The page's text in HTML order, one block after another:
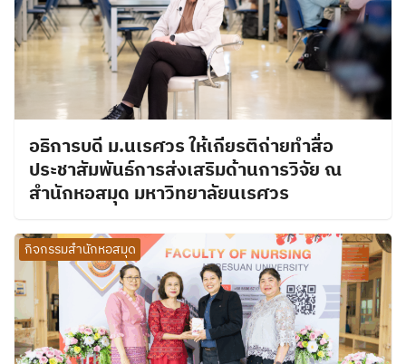
อธิการบดี ม.นเรศวร ให้เกียรติถ่ายทำสื่อ
ประชาสัมพันธ์การส่งเสริมด้านการวิจัย ณ
สำนักหอสมุด มหาวิทยาลัยนเรศวร
กิจกรรมสำนักหอสมุด